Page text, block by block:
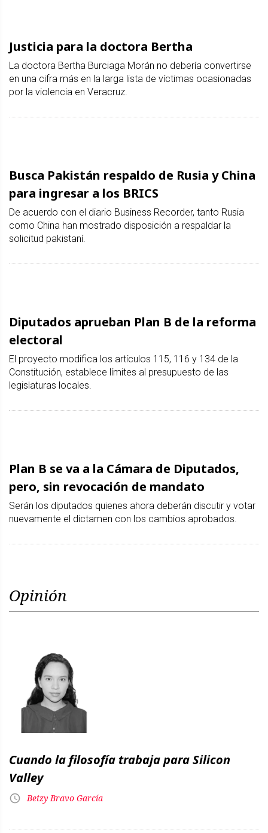
Justicia para la doctora Bertha
La doctora Bertha Burciaga Morán no debería convertirse
en una cifra más en la larga lista de víctimas ocasionadas
por la violencia en Veracruz.
Busca Pakistán respaldo de Rusia y China
para ingresar a los BRICS
De acuerdo con el diario Business Recorder, tanto Rusia
como China han mostrado disposición a respaldar la
solicitud pakistaní.
Diputados aprueban Plan B de la reforma
electoral
El proyecto modifica los artículos 115, 116 y 134 de la
Constitución, establece límites al presupuesto de las
legislaturas locales.
Plan B se va a la Cámara de Diputados,
pero, sin revocación de mandato
Serán los diputados quienes ahora deberán discutir y votar
nuevamente el dictamen con los cambios aprobados.
Opinión
Cuando la filosofía trabaja para Silicon
Valley
Betzy Bravo García